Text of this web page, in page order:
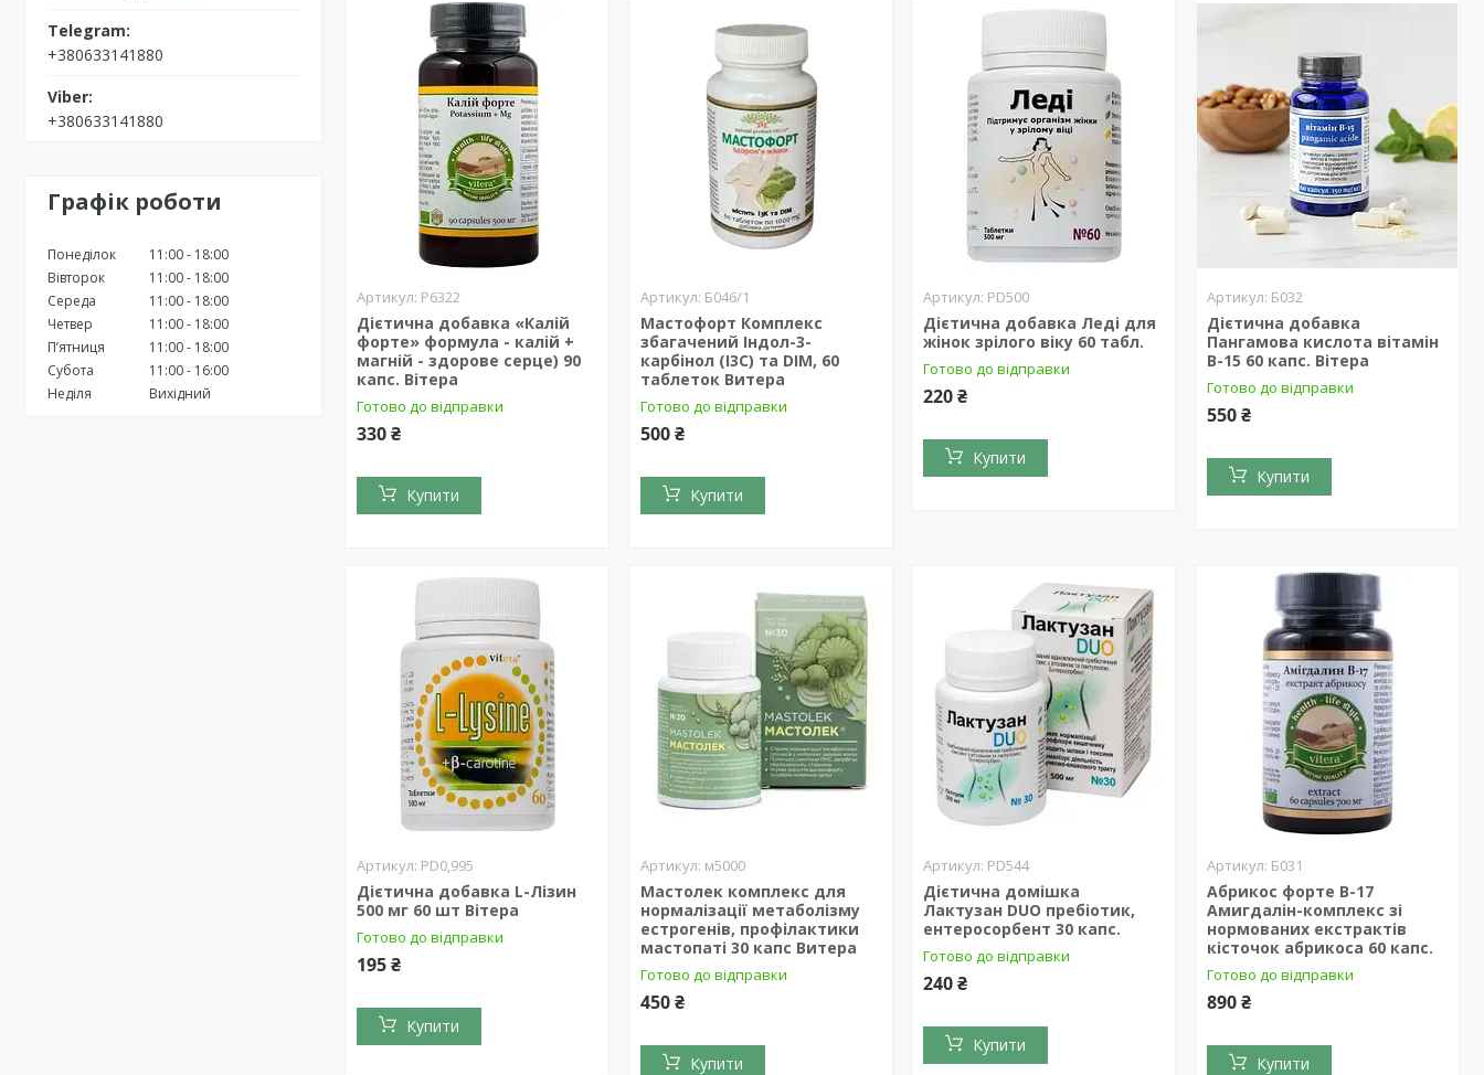
+380633141880
+380633141880
Графік роботи
Понеділок 11:00
18:00
Вівторок
11:00
18:00
Середа
11:00
18:00
Четвер
11:00
18:00
Пʼятниця
11:00
18:00
Субота
11:00
16:00
Неділя
Вихідний
Р6322
Дієтична добавка «Калій
форте» формула - калій +
магній - здорове серце) 90
капс. Вітера
Готово до відправки
330 ₴
Купити
Б046/1
Мастофорт Комплекс
збагачений Індол-3-
карбінол (I3C) та DIM, 60
таблеток Витера
Готово до відправки
500 ₴
Купити
PD500
Дієтична добавка Леді для
жінок зрілого віку 60 табл.
Готово до відправки
220 ₴
Купити
Б032
Дієтична добавка
Пангамова кислота вітамін
В-15 60 капс. Вітера
Готово до відправки
550 ₴
Купити
PD0,995
Дієтична добавка L-Лізин
500 мг 60 шт Вітера
Готово до відправки
195 ₴
Купити
м5000
Мастолек комплекс для
нормалізації метаболізму
естрогенів, профілактики
мастопаті 30 капс Витера
Готово до відправки
450 ₴
Купити
PD544
Дієтична домішка
Лактузан DUO пребіотик,
ентеросорбент 30 капс.
Готово до відправки
240 ₴
Купити
Б031
Абрикос форте В-17
Амигдалін-комплекс зі
нормованих екстрактів
кісточок абрикоса 60 капс.
Готово до відправки
890 ₴
Купити